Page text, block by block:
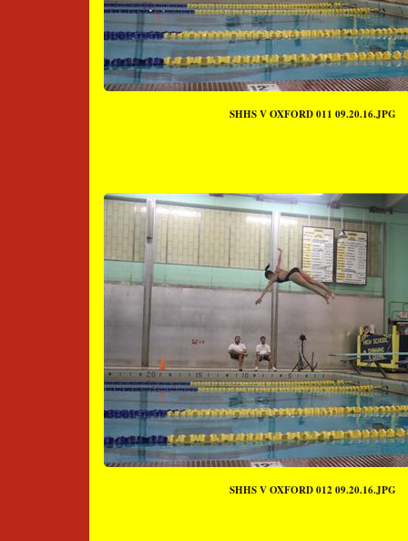
SHHS V OXFORD 011 09.20.16.JPG
SHHS V OXFORD 012 09.20.16.JPG